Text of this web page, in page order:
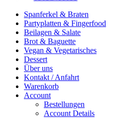
Spanferkel & Braten
Partyplatten & Fingerfood
Beilagen & Salate
Brot & Baguette
Vegan & Vegetarisches
Dessert
Über uns
Kontakt / Anfahrt
Warenkorb
Account
Bestellungen
Account Details